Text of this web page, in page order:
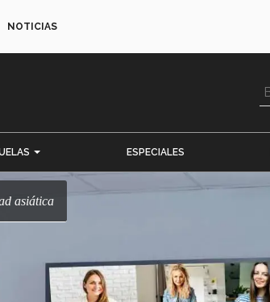
NOTICIAS
ESPECIALES
asiática